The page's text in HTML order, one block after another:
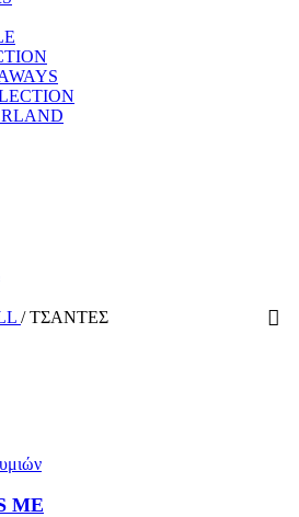
/ ΤΣΑΝΤΕΣ
ME